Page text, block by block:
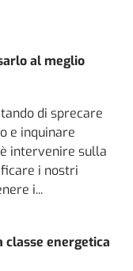
al meglio
di sprecare
e inquinare
intervenire sulla
i nostri
i...
classe energetica